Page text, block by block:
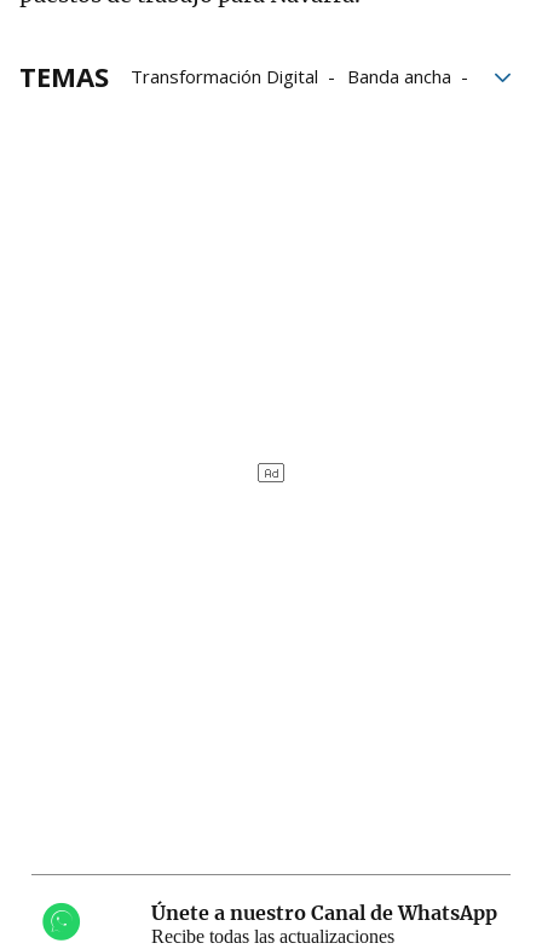
TEMAS Transformación Digital
Banda ancha
Únete a nuestro Canal de WhatsApp
Recibe todas las actualizaciones